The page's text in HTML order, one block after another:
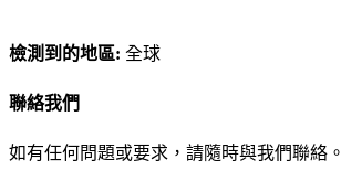
檢測到的地區: 全球
聯絡我們
如有任何問題或要求，請隨時與我們聯絡。